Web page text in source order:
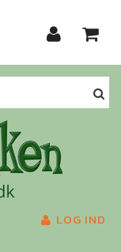
LOG IND